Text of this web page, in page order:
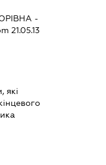
-
21.05.13
які